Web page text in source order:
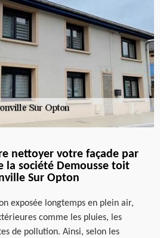
nettoyer votre façade par
la société Demousse toit
Sur Opton
exposée longtemps en plein air,
comme les pluies, les
de pollution. Ainsi, selon les